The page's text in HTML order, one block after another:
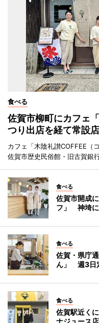
食べる
佐賀市柳町にカフェ
つり出店を経て常設
カフェ「木陰礼讃COFFEE（
佐賀市歴史民俗館・旧古賀銀
食べる
佐賀市開成
フ」 神埼に
食べる
佐賀・県庁
ん」 週3日
食べる
佐賀駅近く
ナジュース